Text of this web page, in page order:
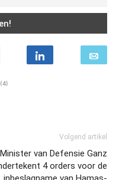
Volgend artikel
Minister van Defensie Ganz
4 orders voor de